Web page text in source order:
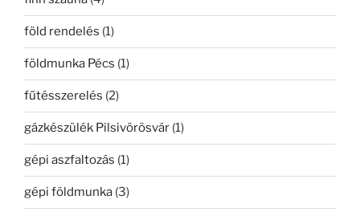
föld rendelés (1)
földmunka Pécs (1)
fűtésszerelés (2)
gázkészülék Pilsivörösvár (1)
gépi aszfaltozás (1)
gépi földmunka (3)